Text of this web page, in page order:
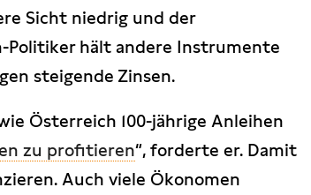
Sicht niedrig und der
Politiker hält andere Instrumente
steigende Zinsen.
Österreich 100-jährige Anleihen
zu profitieren“, forderte er. Damit
Auch viele Ökonomen